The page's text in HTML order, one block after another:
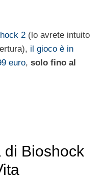
2 (lo avrete intuito
il gioco è in
euro, solo fino al
di Bioshock